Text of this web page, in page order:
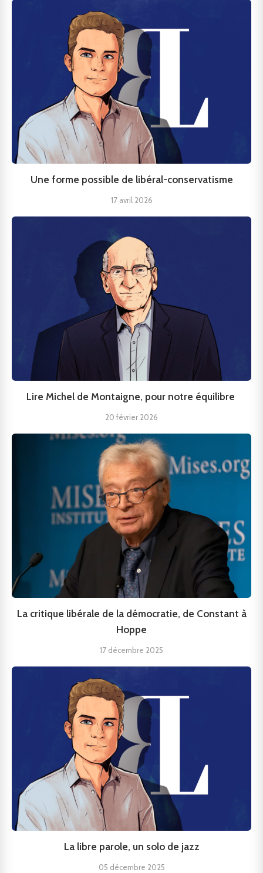
Une forme possible de libéral-conservatisme
17 avril 2026
Lire Michel de Montaigne, pour notre équilibre
20 février 2026
La critique libérale de la démocratie, de Constant à
Hoppe
17 décembre 2025
La libre parole, un solo de jazz
05 décembre 2025